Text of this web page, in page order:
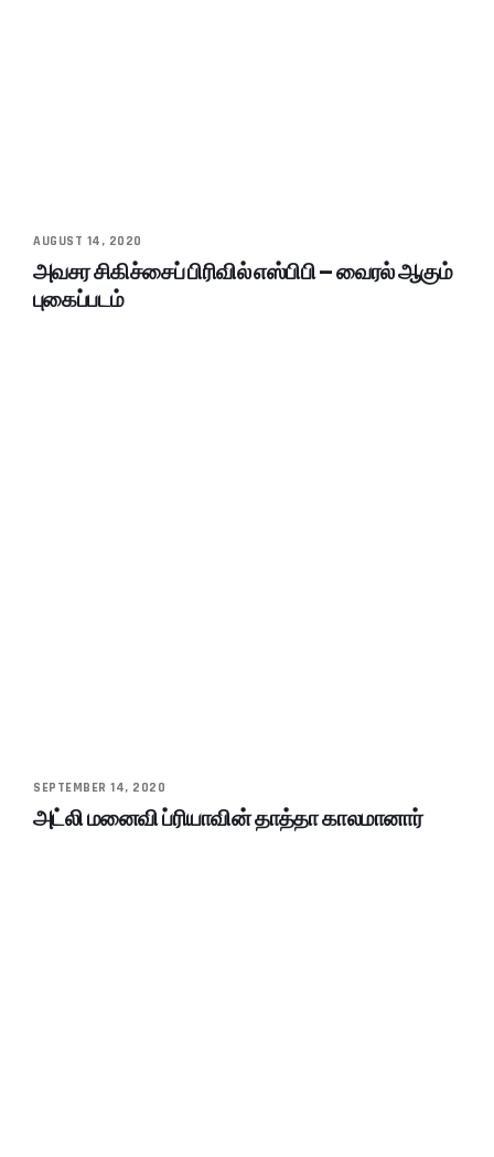
AUGUST 14, 2020
அவசர சிகிச்சைப் பிரிவில் எஸ்பிபி – வைரல் ஆகும்
புகைப்படம்
SEPTEMBER 14, 2020
அட்லி மனைவி ப்ரியாவின் தாத்தா காலமானார்